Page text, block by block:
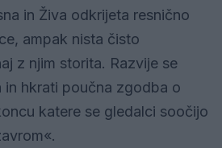
in Živa odkrijeta resnično
ampak nista čisto
z njim storita. Razvije se
in hkrati poučna zgodba o
katere se gledalci soočijo